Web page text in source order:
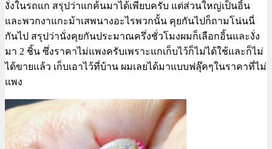
งั่งในรถแก สรุปว่าแกค้นมาได้เพียบครับ แต่ส่วนใหญ่เป็นอิ้น
และพวกงาแกะม้าเสพนางอะไรพวกนั้น คุยกันไปก็ถามโน่นนี่
กันไป สรุปว่านั่งคุยกันประมาณครึ่งชั่วโมงผมก็เลือกอิ้นและงั่ง
มา 2 ชิ้น ซึ่งราคาไม่แพงครับเพราะแกเก็บไว้ก็ไม่ได้ใช้และก็ไม่
ได้ขายแล้ว เก็บเอาไว้ที่บ้าน ผมเลยได้มาแบบฟลุ๊คๆในราคาที่ไม่
แพง